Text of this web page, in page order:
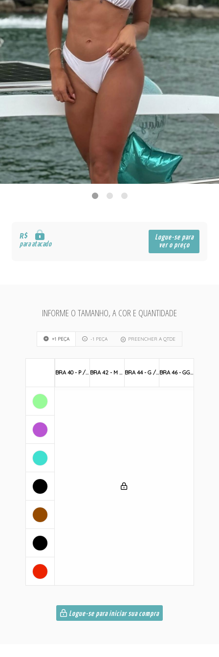
R$
para atacado
Logue-se para
ver o preço
INFORME O TAMANHO, A COR E QUANTIDADE
+1 PEÇA -1 PEÇA PREENCHER A QTDE
BRA 40 - P / S BRA 42 - M / M BRA 44 - G / L BRA 46 - GG / XL
Logue-se para iniciar sua compra